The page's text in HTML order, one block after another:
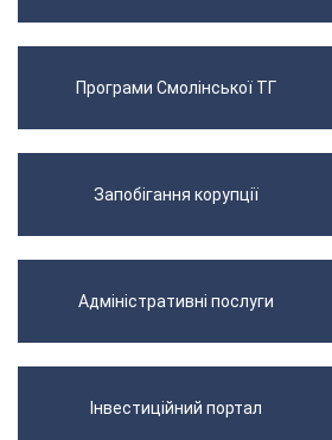
Програми Смолінської ТГ
Запобігання корупції
Адміністративні послуги
Інвестиційний портал